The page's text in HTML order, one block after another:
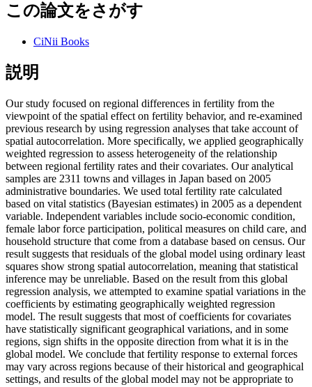
この論文をさがす
CiNii Books
説明
Our study focused on regional differences in fertility from the
viewpoint of the spatial effect on fertility behavior, and re-examined
previous research by using regression analyses that take account of
spatial autocorrelation. More specifically, we applied geographically
weighted regression to assess heterogeneity of the relationship
between regional fertility rates and their covariates. Our analytical
samples are 2311 towns and villages in Japan based on 2005
administrative boundaries. We used total fertility rate calculated
based on vital statistics (Bayesian estimates) in 2005 as a dependent
variable. Independent variables include socio-economic condition,
female labor force participation, political measures on child care, and
household structure that come from a database based on census. Our
result suggests that residuals of the global model using ordinary least
squares show strong spatial autocorrelation, meaning that statistical
inference may be unreliable. Based on the result from this global
regression analysis, we attempted to examine spatial variations in the
coefficients by estimating geographically weighted regression
model. The result suggests that most of coefficients for covariates
have statistically significant geographical variations, and in some
regions, sign shifts in the opposite direction from what it is in the
global model. We conclude that fertility response to external forces
may vary across regions because of their historical and geographical
settings, and results of the global model may not be appropriate to